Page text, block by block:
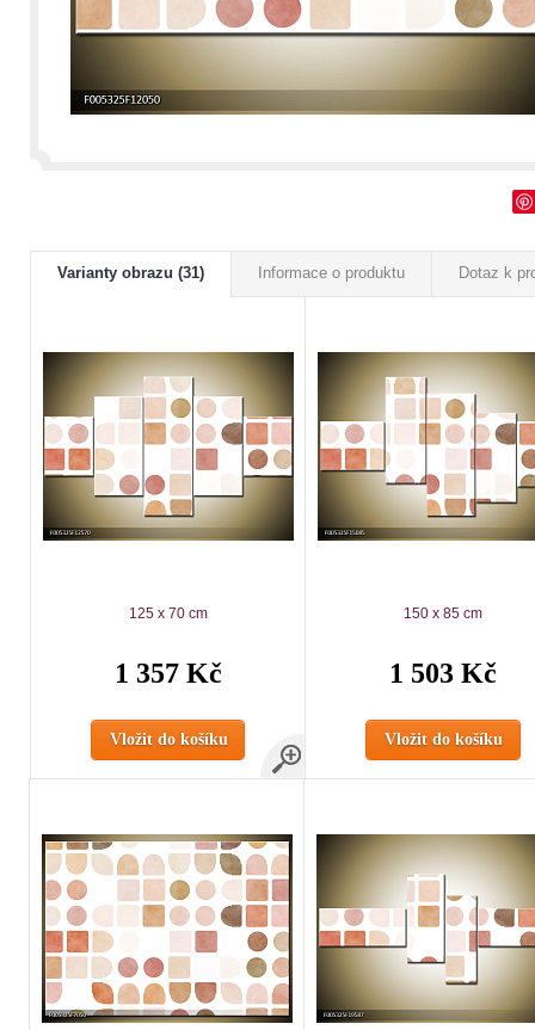
Varianty obrazu (31) Informace o produktu Dotaz k
125 x 70 cm
1 357 Kč
Vložit do košíku
150 x 85 cm
1 503 Kč
Vložit do košíku